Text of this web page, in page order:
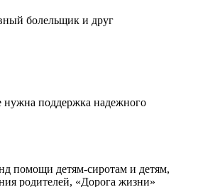
болельщик и друг
нужна поддержка надежного
помощи детям-сиротам и детям,
родителей, «Дорога жизни»